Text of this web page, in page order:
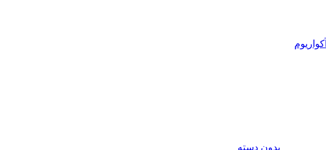
بدون دسته